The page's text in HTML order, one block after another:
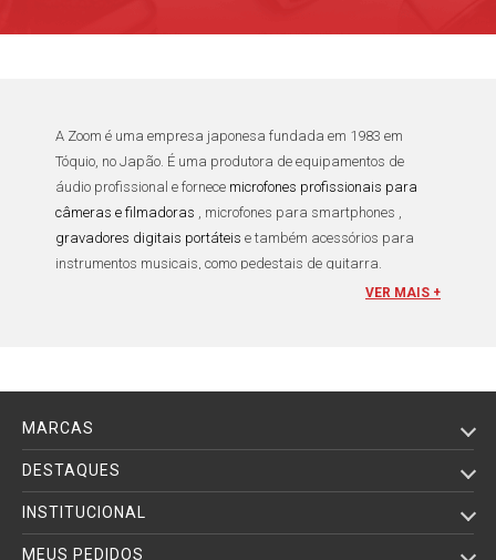
A Zoom é uma empresa japonesa fundada em 1983 em
Tóquio, no Japão. É uma produtora de equipamentos de
áudio profissional e fornece microfones profissionais para
câmeras e filmadoras , microfones para smartphones ,
gravadores digitais portáteis e também acessórios para
instrumentos musicais, como pedestais de guitarra.
tem enfoque em
com o aumento de profissionais capacitados e o implemento
de equipamentos adequados para uso e visível melhora na
qualidade do material produzido. Coração da indústria
cinematográfica, e por sua vez par perfeito da imagem, o
VER MAIS +
MARCAS
DESTAQUES
INSTITUCIONAL
MEUS PEDIDOS